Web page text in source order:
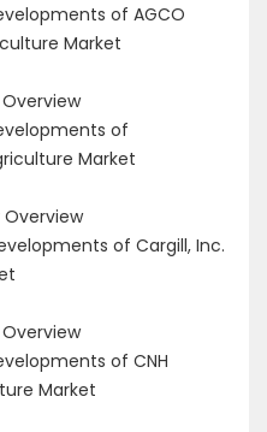
of AGCO
Market
of
Market
of Cargill, Inc.
of CNH
Market